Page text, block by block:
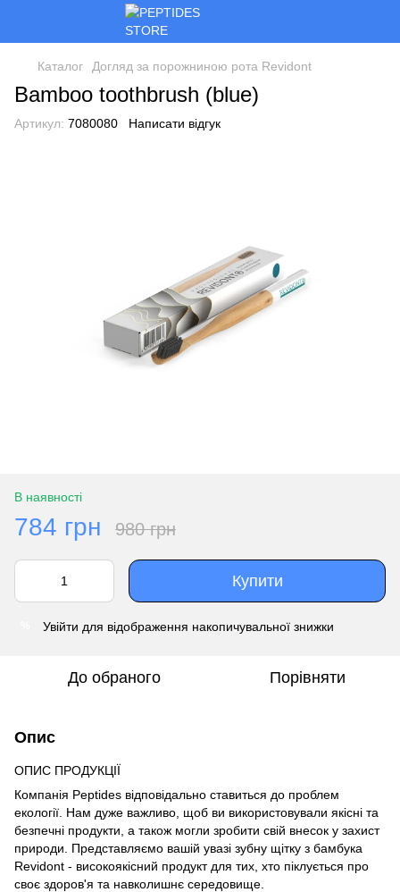
Каталог Догляд за порожниною рота Revidont
Bamboo toothbrush (blue)
Артикул: 7080080 Написати відгук
В наявності
784 грн 980 грн
Купити
Увійти для відображення накопичувальної знижки
До обраного Порівняти
Опис
ОПИС ПРОДУКЦІЇ
Компанія Peptides відповідально ставиться до проблем
екології. Нам дуже важливо, щоб ви використовували якісні та
безпечні продукти, а також могли зробити свій внесок у захист
природи. Представляємо вашій увазі зубну щітку з бамбука
Revidont - високоякісний продукт для тих, хто піклується про
своє здоров'я та навколишнє середовище.